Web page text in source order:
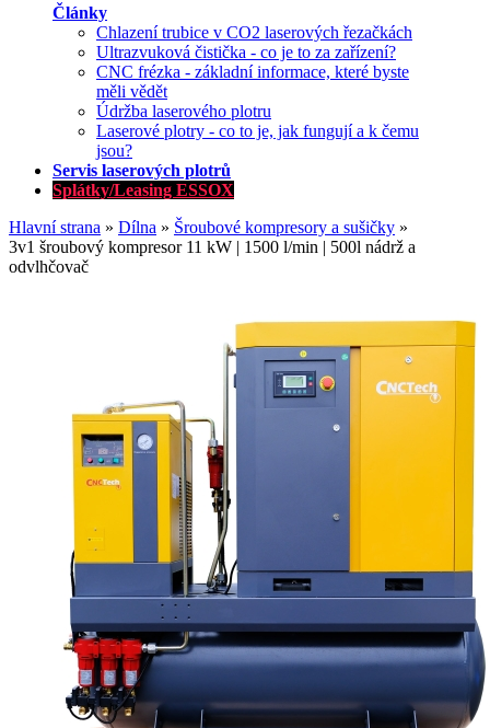
Články
Chlazení trubice v CO2 laserových řezačkách
Ultrazvuková čistička - co je to za zařízení?
CNC frézka - základní informace, které byste
měli vědět
Údržba laserového plotru
Laserové plotry - co to je, jak fungují a k čemu
jsou?
Servis laserových plotrů
Splátky/Leasing ESSOX
Hlavní strana » Dílna » Šroubové kompresory a sušičky »
3v1 šroubový kompresor 11 kW | 1500 l/min | 500l nádrž a
odvlhčovač